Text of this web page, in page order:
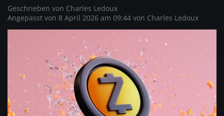
Casino
Geschrieben von Charles Ledoux
Angepasst von 8 April 2026 am 09:44 von Charles Ledoux